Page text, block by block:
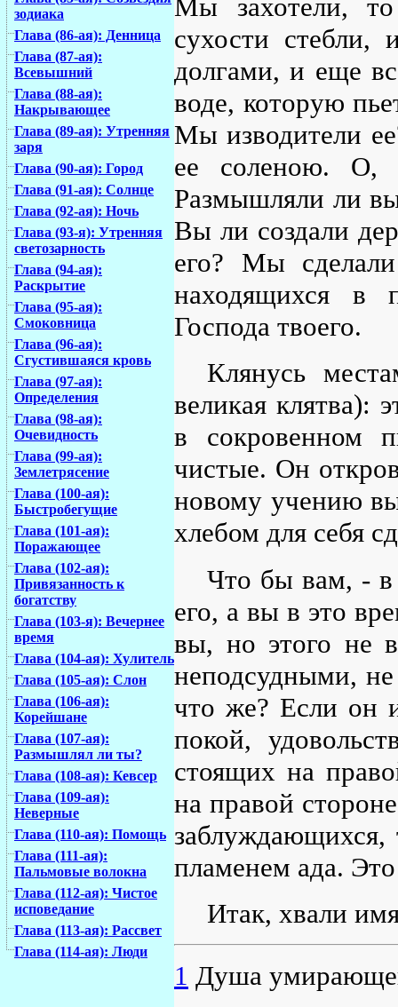
зодиака
Глава (86-ая): Денница
Глава (87-ая):
Всевышний
Глава (88-ая):
Накрывающее
Глава (89-ая): Утренняя
заря
Глава (90-ая): Город
Глава (91-ая): Солнце
Глава (92-ая): Ночь
Глава (93-я): Утренняя
светозарность
Глава (94-ая):
Раскрытие
Глава (95-ая):
Смоковница
Глава (96-ая):
Сгустившаяся кровь
Глава (97-ая):
Определения
Глава (98-ая):
Очевидность
Глава (99-ая):
Землетрясение
Глава (100-ая):
Быстробегущие
Глава (101-ая):
Поражающее
Глава (102-ая):
Привязанность к
богатству
Глава (103-я): Вечернее
время
Глава (104-ая): Хулитель
Глава (105-ая): Слон
Глава (106-ая):
Корейшане
Глава (107-ая):
Размышлял ли ты?
Глава (108-ая): Кевсер
Глава (109-ая):
Неверные
Глава (110-ая): Помощь
Глава (111-ая):
Пальмовые волокна
Глава (112-ая): Чистое
исповедание
Глава (113-ая): Рассвет
Глава (114-ая): Люди
Мы захотели,
сухости
долгами, и еще
воде, которую
Мы изводители
ее соленою. О,
Размышляли ли
Вы ли создали
его? Мы
находящихся в
Господа твоего.
Клянусь
великая клятва):
в сокровенном
чистые. Он
новому учению
хлебом для себя
Что бы вам, - в
его, а вы в это
вы, но этого не
неподсудными,
что же? Если он
покой,
стоящих на
на правой
пламенем ада. Это
Итак, хвали
1 Душа